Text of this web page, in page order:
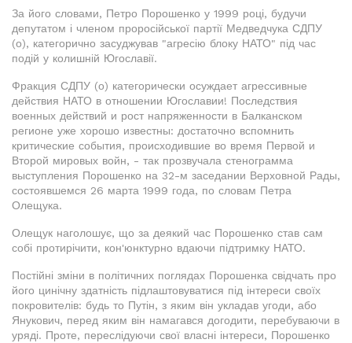
За його словами, Петро Порошенко у 1999 році, будучи
депутатом і членом проросійської партії Медведчука СДПУ
(о), категорично засуджував "агресію блоку НАТО" під час
подій у колишній Югославії.
Фракция СДПУ (о) категорически осуждает агрессивные
действия НАТО в отношении Югославии! Последствия
военных действий и рост напряженности в Балканском
регионе уже хорошо известны: достаточно вспомнить
критические события, происходившие во время Первой и
Второй мировых войн, - так прозвучала стенограмма
выступления Порошенко на 32-м заседании Верховной Рады,
состоявшемся 26 марта 1999 года, по словам Петра
Олещука.
Олещук наголошує, що за деякий час Порошенко став сам
собі протирічити, кон'юнктурно вдаючи підтримку НАТО.
Постійні зміни в політичних поглядах Порошенка свідчать про
його цинічну здатність підлаштовуватися під інтереси своїх
покровителів: будь то Путін, з яким він укладав угоди, або
Янукович, перед яким він намагався догодити, перебуваючи в
уряді. Проте, переслідуючи свої власні інтереси, Порошенко